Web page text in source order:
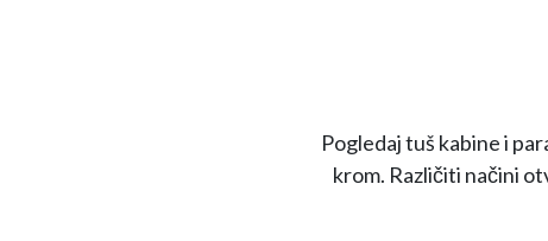
Pogledaj tuš kabine i
krom. Različiti načini